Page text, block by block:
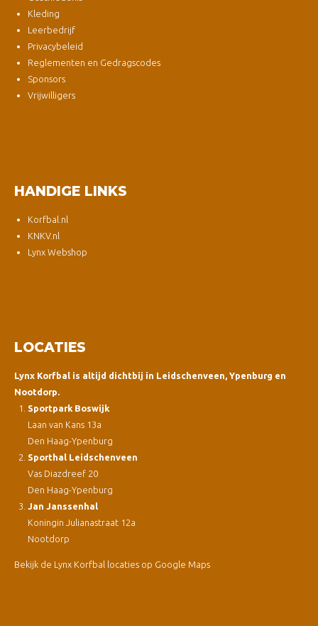
Kleding
Leerbedrijf
Privacybeleid
Reglementen en Gedragscodes
Sponsors
Vrijwilligers
HANDIGE LINKS
Korfbal.nl
KNKV.nl
Lynx Webshop
LOCATIES
Lynx Korfbal is altijd dichtbij in Leidschenveen, Ypenburg en
Nootdorp.
Sportpark Boswijk
Laan van Kans 13a
Den Haag-Ypenburg
Sporthal Leidschenveen
Vas Diazdreef 20
Den Haag-Ypenburg
Jan Janssenhal
Koningin Julianastraat 12a
Nootdorp
Bekijk de Lynx Korfbal locaties op Google Maps